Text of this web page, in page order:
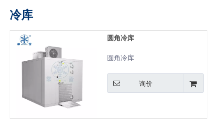
冷库
圆角冷库
圆角冷库
询价